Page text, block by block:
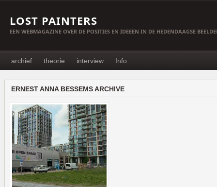
LOST PAINTERS
EEN WEBMAGAZINE OVER DE POSITIES EN IDEEËN IN DE HEDENDAAGSE
archief theorie interview Info
ERNEST ANNA BESSEMS ARCHIVE